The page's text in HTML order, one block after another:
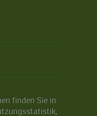
finden Sie in